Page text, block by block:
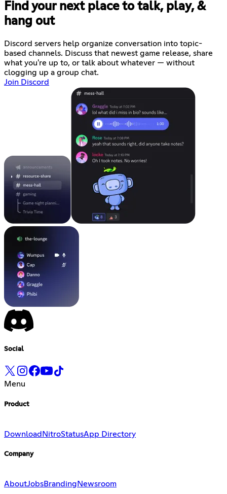
Find your next place to talk, play, &
hang out
Discord servers help organize conversation into topic-
based channels. Discuss that newest game release, share
what you're up to, or talk about whatever — without
clogging up a group chat.
Join Discord
Social
Menu
Product
Download NitroStatusApp Directory
Company
AboutJobsBranding Newsroom